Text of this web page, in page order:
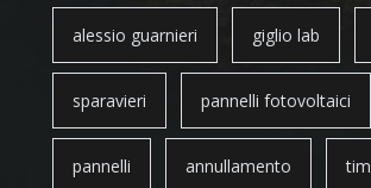
alessio guarnieri giglio lab
sparavieri pannelli fotovoltaici
pannelli annullamento tim